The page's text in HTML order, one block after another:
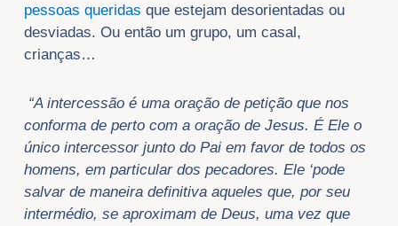
pessoas queridas que estejam desorientadas ou
desviadas. Ou então um grupo, um casal,
crianças…
“A intercessão é uma oração de petição que nos
conforma de perto com a oração de Jesus. É Ele o
único intercessor junto do Pai em favor de todos os
homens, em particular dos pecadores. Ele ‘pode
salvar de maneira definitiva aqueles que, por seu
intermédio, se aproximam de Deus, uma vez que